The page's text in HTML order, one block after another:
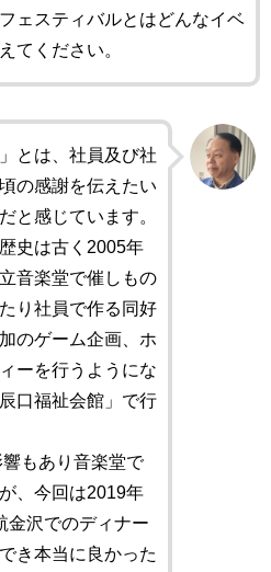
ェスティバルとはどんなイベ
てください。
とは、社員及び社
の感謝を伝えたい
と感じています。
史は古く2005年
音楽堂で催しもの
り社員で作る同好
のゲーム企画、ホ
ーを行うようにな
口福祉会館」で行
もあり音楽堂で
、今回は2019年
金沢でのディナー
き本当に良かった